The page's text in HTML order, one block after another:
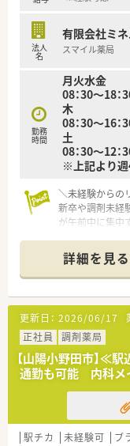
法人
名
有限会社ミ
スマイル薬局
勤務
時間
月火水金
08：30～18：
木
08：30～16：
土
08：30～12：
※上記より
＼未経験からの
新卒や調剤未経
が午前中に集中
＊
【店舗情報と応
■小野田駅より
完備のため毎日
■近隣の西村内
1日平均40枚ほ
■1日の処方箋
較的ゆとりを持
【募集背景と求
■正社員の退職
た組織体制強
■自動分包機な
柔軟に対応でき
詳細を見る
更新日： 2026/06/17
正社員
調剤薬局
【山陽小野田市】≪
通勤も可能 内科メ
駅チカ 未経験可 ブ